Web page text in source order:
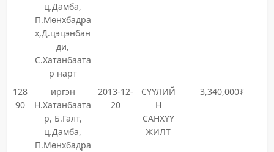
ц.Дамба,
П.Мөнхбадра
х,Д.цэцэнбан
ди,
С.Хатанбаата
р нарт
128
90
иргэн
Н.Хатанбаата
р, Б.Галт,
ц.Дамба,
П.Мөнхбадра
2013-12-
20
СҮҮЛИЙ
Н
САНХҮҮ
ЖИЛТ
3,340,000₮